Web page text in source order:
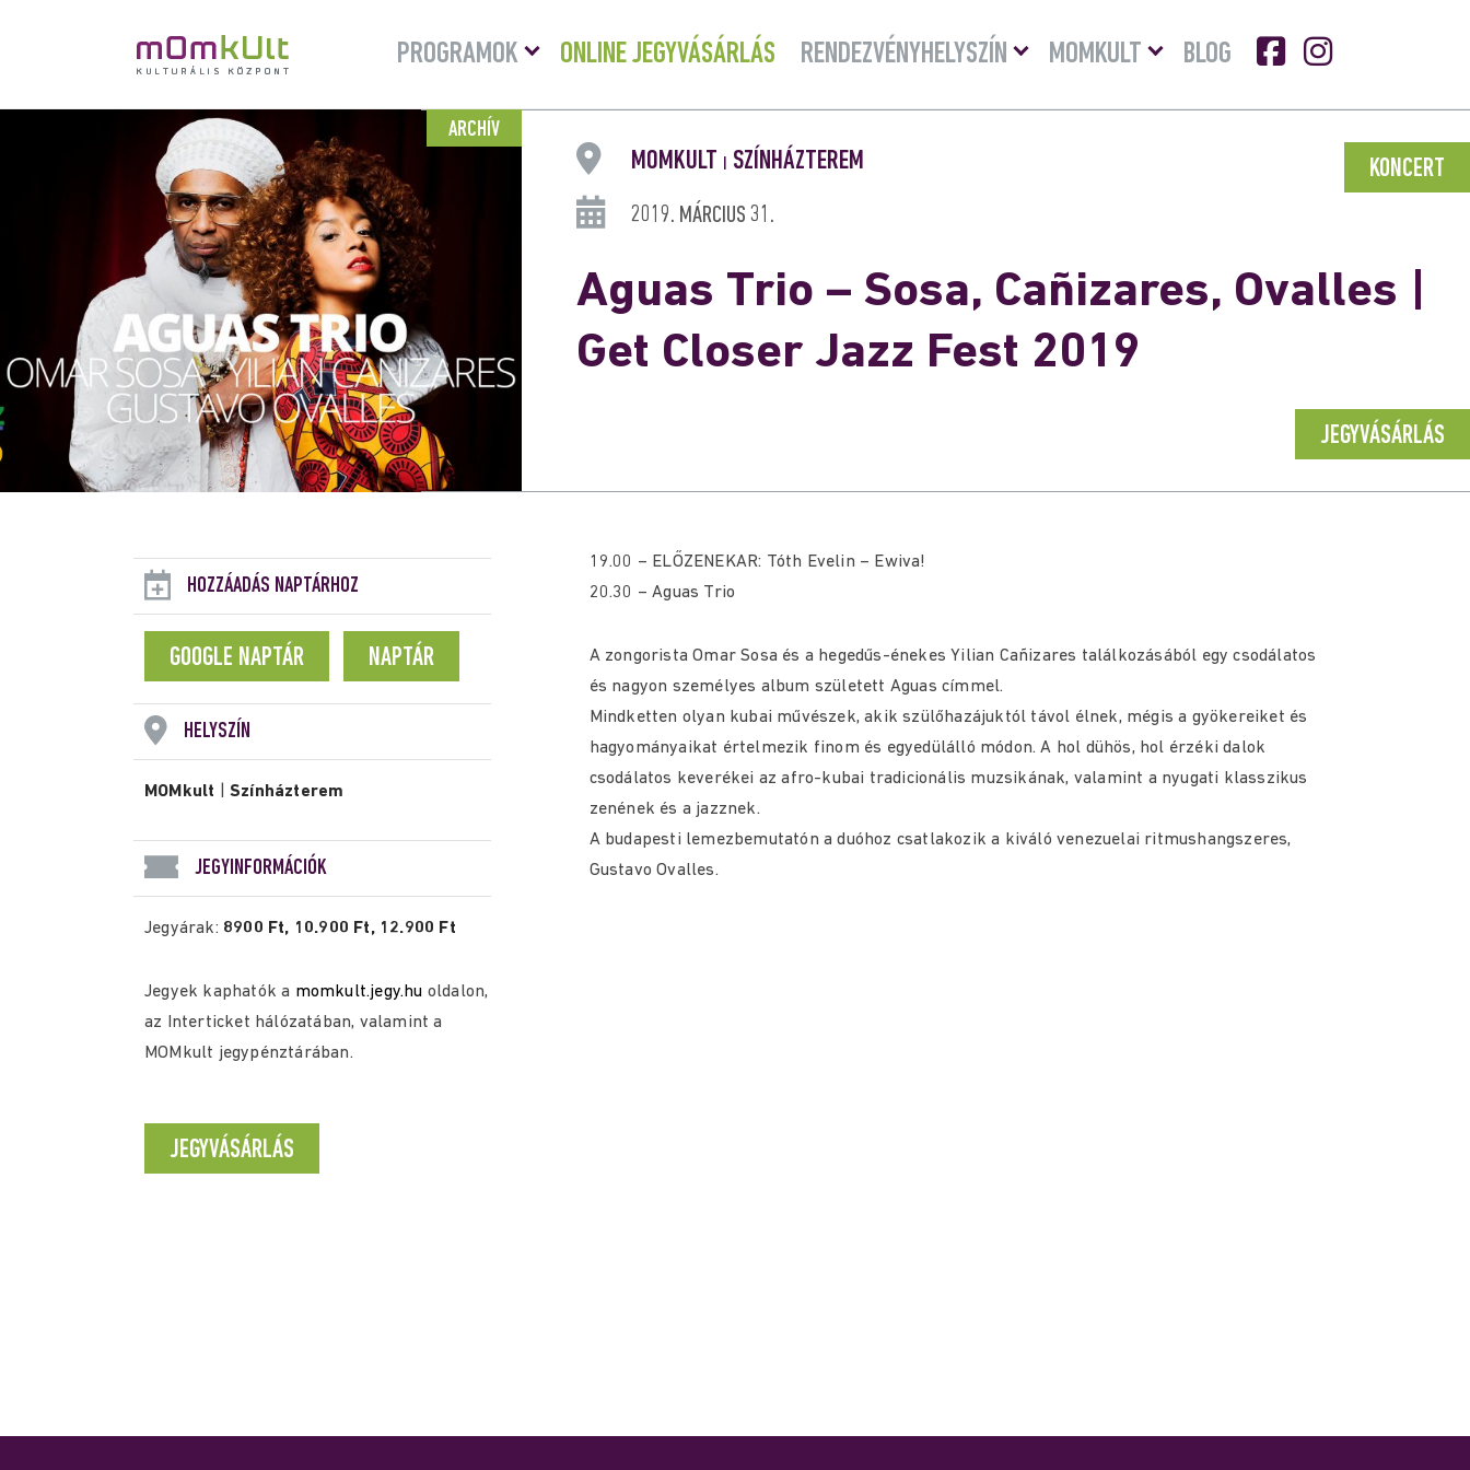
PROGRAMOK
Menü
lenyitása
ONLINE JEGYVÁSÁRLÁS RENDEZVÉNYHELYSZÍN
Menü
lenyitásaMOMKULT
Menü
lenyitása
BLOG
ARCHÍV
KONCERT
MOMKULT SZÍNHÁZTEREM
2019. MÁRCIUS 31.
Aguas Trio – Sosa, Cañizares, Ovalles |
Get Closer Jazz Fest 2019
JEGYVÁSÁRLÁS
HOZZÁADÁS NAPTÁRHOZ
GOOGLE NAPTÁR NAPTÁR
HELYSZÍN
MOMkult |Színházterem
JEGYINFORMÁCIÓK
Jegyárak: 8900 Ft, 10.900 Ft, 12.900 Ft
Jegyek kaphatók a momkult.jegy.hu oldalon,
az Interticket hálózatában, valamint a
MOMkult jegypénztárában.
JEGYVÁSÁRLÁS
19.00 – ELŐZENEKAR: Tóth Evelin – Ewiva!
20.30 – Aguas Trio
A zongorista Omar Sosa és a hegedűs-énekes Yilian Cañizares találkozásából egy csodálatos
és nagyon személyes album született Aguas címmel.
Mindketten olyan kubai művészek, akik szülőhazájuktól távol élnek, mégis a gyökereiket és
hagyományaikat értelmezik finom és egyedülálló módon. A hol dühös, hol érzéki dalok
csodálatos keverékei az afro-kubai tradicionális muzsikának, valamint a nyugati klasszikus
zenének és a jazznek.
A budapesti lemezbemutatón a duóhoz csatlakozik a kiváló venezuelai ritmushangszeres,
Gustavo Ovalles.